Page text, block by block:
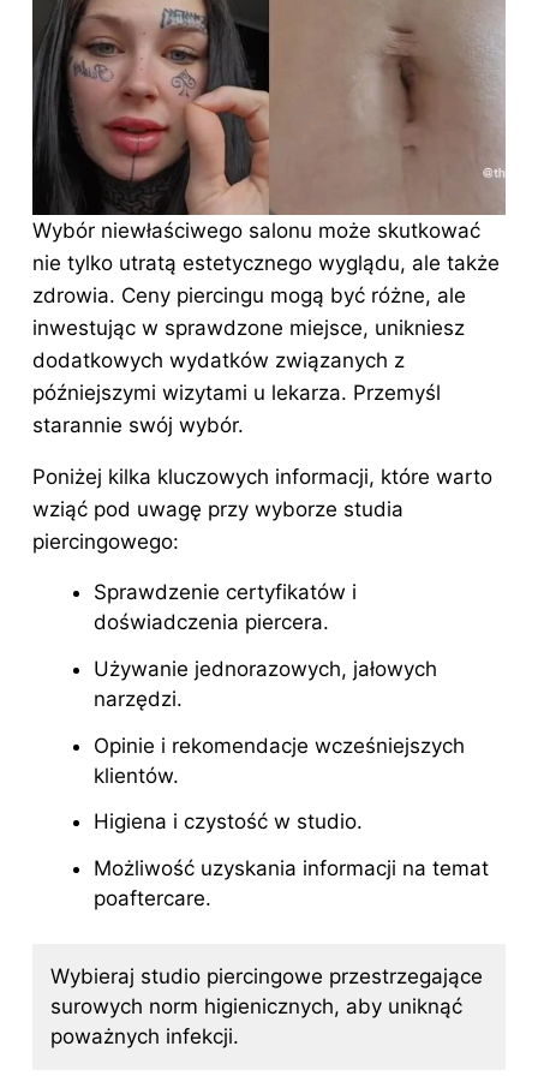
Wybór niewłaściwego salonu może skutkować
nie tylko utratą estetycznego wyglądu, ale także
zdrowia. Ceny piercingu mogą być różne, ale
inwestując w sprawdzone miejsce, unikniesz
dodatkowych wydatków związanych z
późniejszymi wizytami u lekarza. Przemyśl
starannie swój wybór.
Poniżej kilka kluczowych informacji, które warto
wziąć pod uwagę przy wyborze studia
piercingowego:
Sprawdzenie certyfikatów i
doświadczenia piercera.
Używanie jednorazowych, jałowych
narzędzi.
Opinie i rekomendacje wcześniejszych
klientów.
Higiena i czystość w studio.
Możliwość uzyskania informacji na temat
poaftercare.
Wybieraj studio piercingowe przestrzegające
surowych norm higienicznych, aby uniknąć
poważnych infekcji.